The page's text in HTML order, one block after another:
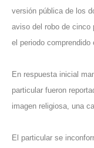
versión pública de los
aviso del robo de cinco
el periodo comprendido
En respuesta inicial
particular fueron
imagen religiosa, una
El particular se